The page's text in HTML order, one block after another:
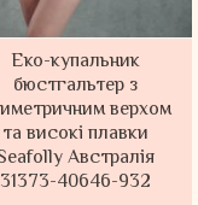
Еко-купальник
бюстгальтер з
верхом
та високі плавки
Австралія
31373-40646-932